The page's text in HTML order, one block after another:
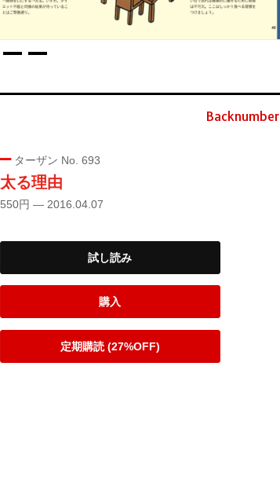
Backnumber
ターザン No. 693
太る理由
550円 — 2016.04.07
試し読み
購入
定期購読 (27%OFF)